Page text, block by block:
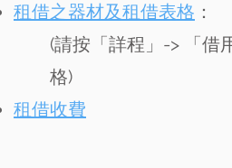
租借之器材及租借表格 ：
(請按「詳程」-> 「借
格)
租借收費